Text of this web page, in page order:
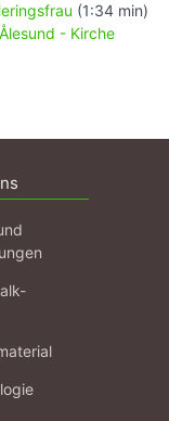
(1:34 min)
Ålesund - Kirche